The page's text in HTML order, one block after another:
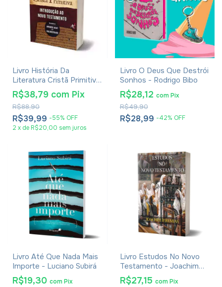
Livro História Da
Literatura Cristã Primitiva
- Introdução Ao Novo
Testamento Philipp
Vielhauer
R$39,99 -55% OFF
R$88,90
R$38,79 com Pix
2 x de R$20,00 sem juros
Livro O Deus Que Destrói
Sonhos - Rodrigo Bibo
R$28,99 -42% OFF
R$49,90
R$28,12 com Pix
Livro Até Que Nada Mais
Importe - Luciano Subirá
R$19,30 comPix
Livro Estudos No Novo
Testamento - Joachim
Jeremias
R$27,15 com Pix